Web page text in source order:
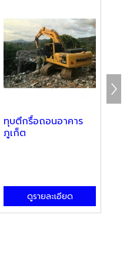
ทุบตึกรื้อถอนอาคาร
ภูเก็ต
ดูรายละเอียด